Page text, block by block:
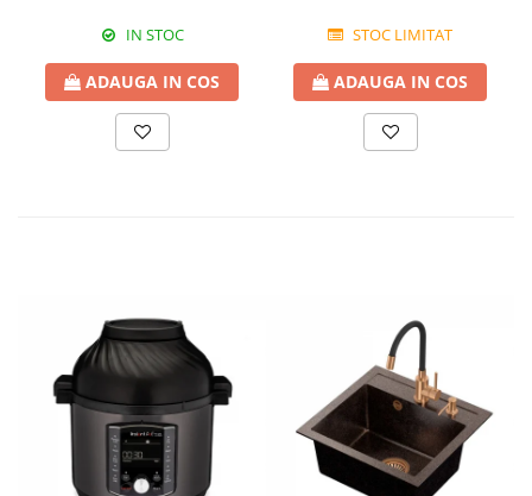
IN STOC
ADAUGA IN COS
STOC LIMITAT
ADAUGA IN COS